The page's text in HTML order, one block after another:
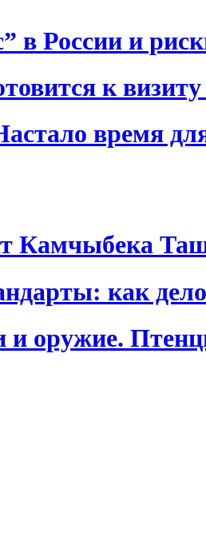
в России и
к
время для
Камчыбека
как
и оружие.